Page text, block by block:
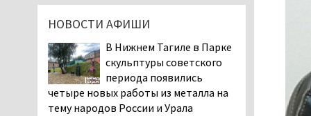
электросамокаты
06.08.2026 11:41
«Я уверен, это бельевая
вошь». Родители 10-
летней девочки
пожаловались на кровососущих
НОВОСТИ АФИШИ
В Нижнем Тагиле в Парке
скульптуры советского
периода появились
четыре новых работы из металла на
тему народов России и Урала